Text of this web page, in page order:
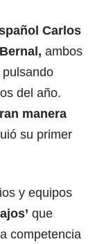
Carlos
ambos
del año.
manera
su primer
y equipos
que
competencia